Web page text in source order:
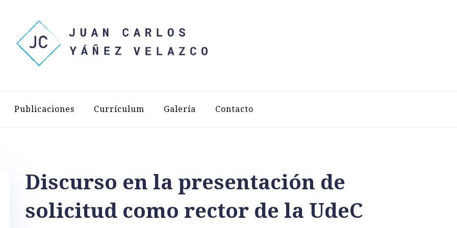
YÁÑEZ VELAZCO
Publicaciones Currículum Galería Contacto
Discurso en la presentación de
solicitud como rector de la UdeC